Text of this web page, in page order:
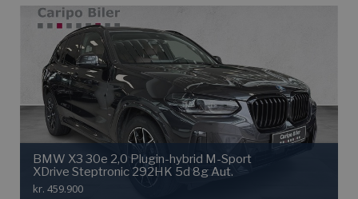
BMW X3 30e 2,0 Plugin-hybrid M-Sport
XDrive Steptronic 292HK 5d 8g Aut.
kr. 459.900